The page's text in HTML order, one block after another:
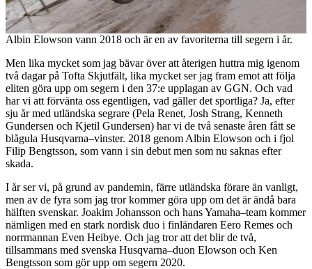
Albin Elowson vann 2018 och är en av favoriterna till segern i år.
Men lika mycket som jag bävar över att återigen huttra mig igenom
två dagar på Tofta Skjutfält, lika mycket ser jag fram emot att följa
eliten göra upp om segern i den 37:e upplagan av GGN. Och vad
har vi att förvänta oss egentligen, vad gäller det sportliga? Ja, efter
sju år med utländska segrare (Pela Renet, Josh Strang, Kenneth
Gundersen och Kjetil Gundersen) har vi de två senaste åren fått se
blågula Husqvarna–vinster. 2018 genom Albin Elowson och i fjol
Filip Bengtsson, som vann i sin debut men som nu saknas efter
skada.
I år ser vi, på grund av pandemin, färre utländska förare än vanligt,
men av de fyra som jag tror kommer göra upp om det är ändå bara
hälften svenskar. Joakim Johansson och hans Yamaha–team kommer
nämligen med en stark nordisk duo i finländaren Eero Remes och
norrmannan Even Heibye. Och jag tror att det blir de två,
tillsammans med svenska Husqvarna–duon Elowson och Ken
Bengtsson som gör upp om segern 2020.